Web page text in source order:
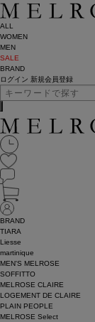
ALL
WOMEN
MEN
SALE
BRAND
ログイン 新規会員登録
BRAND
TIARA
Liesse
martinique
MEN'S MELROSE
SOFFITTO
MELROSE CLAIRE
LOGEMENT DE CLAIRE
PLAIN PEOPLE
MELROSE Select